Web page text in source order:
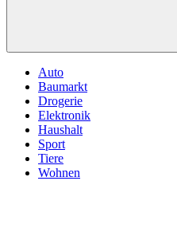
Auto
Baumarkt
Drogerie
Elektronik
Haushalt
Sport
Tiere
Wohnen